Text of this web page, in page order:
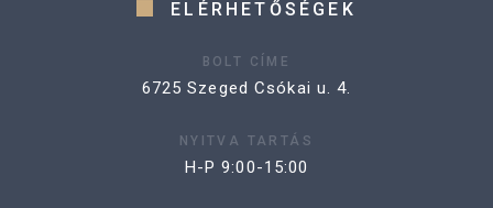
ELÉRHETŐSÉGEK
BOLT CÍME
6725 Szeged Csókai u. 4.
NYITVA TARTÁS
H-P 9:00-15:00